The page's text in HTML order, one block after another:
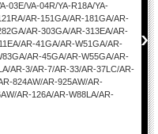
03E/VA-04R/YA-R18A/YA-
AR-151GA/AR-181GA/AR-
AR-303GA/AR-313EA/AR-
AR-41GA/AR-W51GA/AR-
AR-45GA/AR-W55GA/AR-
AR-3/AR-7/AR-33/AR-37LC/AR-
824AW/AR-925AW/AR-
AR-126A/AR-W88LA/AR-